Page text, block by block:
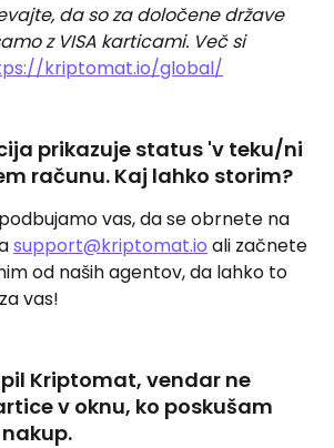
da so za določene države
z VISA karticami. Več si
kriptomat.io/global/
prikazuje status 'v teku/ni
računu. Kaj lahko storim?
vas, da se obrnete na
support@kriptomat.io ali začnete
od naših agentov, da lahko to
vas!
Kriptomat, vendar ne
v oknu, ko poskušam